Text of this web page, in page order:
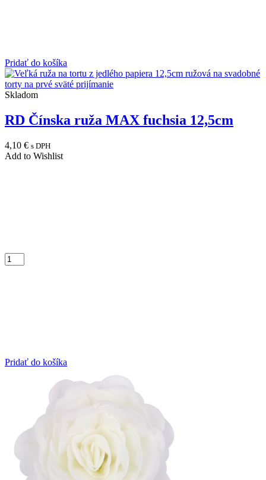
Pridať do košíka
Skladom
RD Čínska ruža MAX fuchsia 12,5cm
4,10 € s DPH
Add to Wishlist
Pridať do košíka